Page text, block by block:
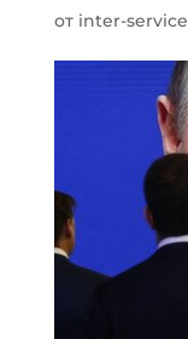
от inter-service